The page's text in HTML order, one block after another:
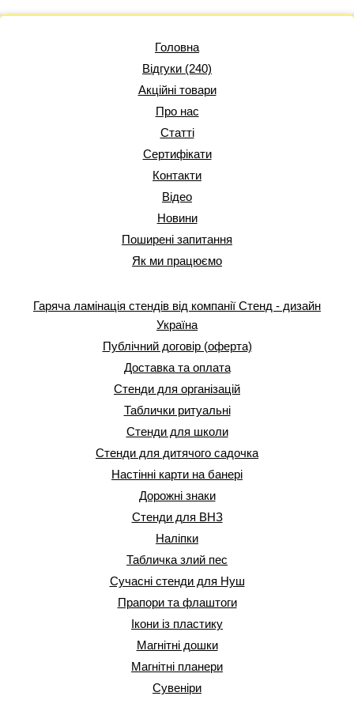
Головна
Відгуки (240)
Акційні товари
Про нас
Статті
Сертифікати
Контакти
Відео
Новини
Поширені запитання
Як ми працюємо
Гаряча ламінація стендів від компанії Стенд - дизайн
Україна
Публічний договір (оферта)
Доставка та оплата
Стенди для організацій
Таблички ритуальні
Стенди для школи
Стенди для дитячого садочка
Настінні карти на банері
Дорожні знаки
Стенди для ВНЗ
Наліпки
Табличка злий пес
Сучасні стенди для Нуш
Прапори та флаштоги
Ікони із пластику
Магнітні дошки
Магнітні планери
Сувеніри